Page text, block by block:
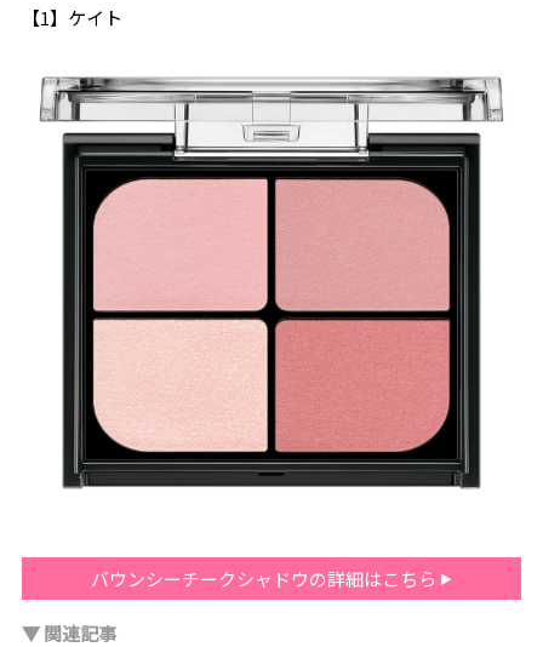
【1】ケイト
バウンシーチークシャドウの詳細はこちら
▼ 関連記事